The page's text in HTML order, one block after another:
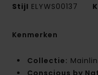
Stijl ELYWS00137
Kenmerken
Collectie: